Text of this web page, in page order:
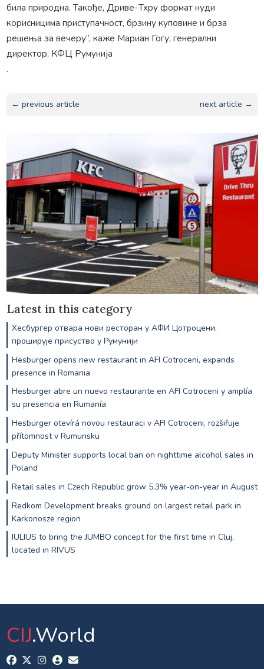
била природна. Такође, Дриве-Тхру формат нуди
корисницима приступачност, брзину куповине и брза
решења за вечеру“, каже Мариан Гогу, генерални
директор, КФЦ Румунија
.
← previous article next article →
Latest in this category
Хесбургер отвара нови ресторан у АФИ Цотроцени,
проширује присуство у Румунији
Hesburger opens new restaurant in AFI Cotroceni, expands
presence in Romania
Hesburger abre un nuevo restaurante en AFI Cotroceni y amplía
su presencia en Rumanía
Hesburger otevírá novou restauraci v AFI Cotroceni, rozšiřuje
přítomnost v Rumunsku
Deputy Minister supports local ban on nighttime alcohol sales in
Poland
Retail sales in Czech Republic grow 5.3% year-on-year in August
Redkom Development breaks ground on largest retail park in
Karkonosze region
IULIUS to bring the JUMBO concept for the first time in Cluj,
located in RIVUS
CIJ.World